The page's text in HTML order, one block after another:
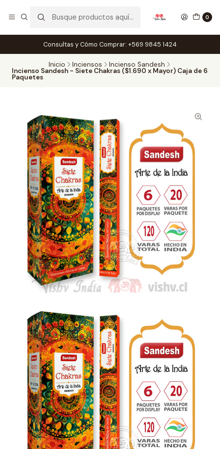
0
Consultas y Cómo Comprar: +569 9845 1424
Inicio Inciensos Incienso Sandesh
Incienso Sandesh - Siete Chakras ($1.690 x Mayor) Caja de 6
Paquetes